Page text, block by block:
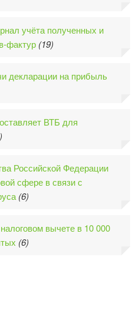
учёта полученных и
фактур (19)
декларации на прибыль
ВТБ для
Российской Федерации
сфере в связи с
(6)
вычете в 10 000
(6)